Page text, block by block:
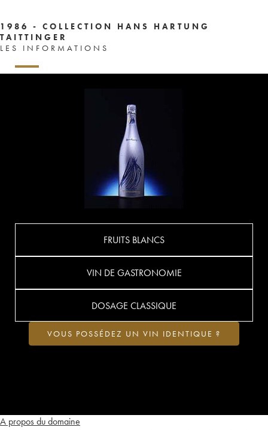
1986 - COLLECTION HANS HARTUNG
TAITTINGER
LES INFORMATIONS
A propos du domaine
FRUITS BLANCS
VIN DE GASTRONOMIE
DOSAGE CLASSIQUE
VOUS POSSÉDEZ UN VIN IDENTIQUE ?